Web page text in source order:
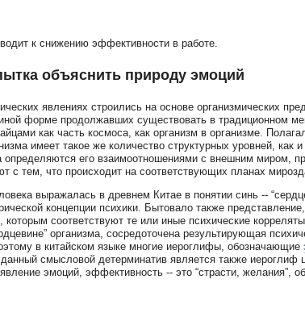
к снижению эффективности в работе.
объяснить природу эмоций
явлениях строились на основе организмических
форме продолжавших существовать в традиционном
как часть космоса, как организм в организме.
имеет такое же количество структурных уровней, как
определяются его взаимоотношениями с внешним миром,
с тем, что происходит на соответствующих планах
выражалась в древнем Китае в понятии синь --
концепции психики. Бытовало также
которым соответствуют те или иные психические
организма, сосредоточена результирующая
в китайском языке многие иероглифы, обозначающие
смысловой детерминатив является также иероглиф
эмоций, эффективность -- это “страсти, желания”,